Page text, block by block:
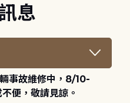
息
便，敬請見諒。